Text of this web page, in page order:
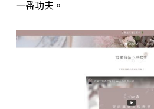
一番功夫。